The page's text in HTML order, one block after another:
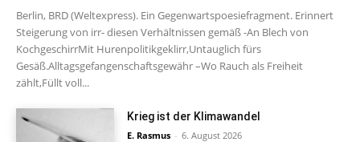
Berlin, BRD (Weltexpress). Ein Gegenwartspoesiefragment. Erinnert
Steigerung von irr- diesen Verhältnissen gemäß -An Blech von
KochgeschirrMit Hurenpolitikgeklirr,Untauglich fürs
Gesäß.Alltagsgefangenschaftsgewähr –Wo Rauch als Freiheit
zählt,Füllt voll...
Krieg ist der Klimawandel
E. Rasmus - 6. August 2026